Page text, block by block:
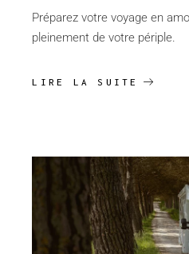
Préparez votre voyage en
pleinement de votre périple.
LIRE LA SUITE